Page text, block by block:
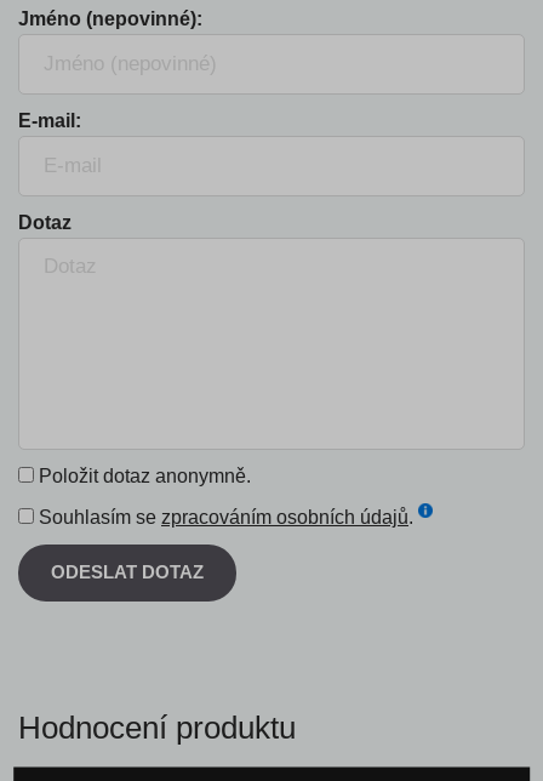
Jméno (nepovinné):
E-mail:
Dotaz
Položit dotaz anonymně.
Souhlasím se zpracováním osobních údajů.
ODESLAT DOTAZ
Hodnocení produktu